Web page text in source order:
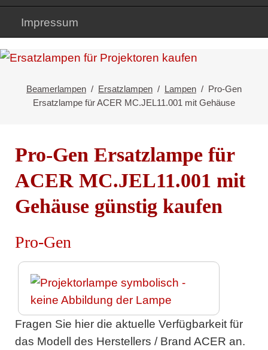
Impressum
Beamerlampen Ersatzlampen Lampen
Pro-Gen
Ersatzlampe für ACER MC.JEL11.001 mit Gehäuse
Pro-Gen Ersatzlampe für
ACER MC.JEL11.001 mit
Gehäuse günstig kaufen
Pro-Gen
Fragen Sie hier die aktuelle Verfügbarkeit für
das Modell des Herstellers / Brand ACER an.